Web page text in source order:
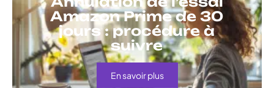
Amazon Prime de 30
jours : procédure à
suivre
En savoir plus